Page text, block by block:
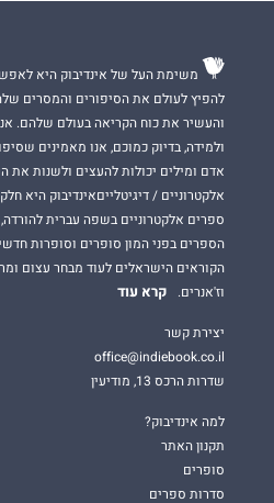
משימת העל של אינדיבוק היא
להפיץ לעולם את הסיפורים והמסרים
והעשיר את כוח הקריאה בעולם שלהם.
ולמידה, בדיוק כמוכם, אנו מאמינים
אדם ומילים יכולות להעצים ולשנות את
אלקטרוניים / דיגיטלייםאינדיבוק היא
ספרים אלקטרוניים בשפה עברית
הספרים בפני המון סופרים וסופרות
הקוראים הישראלים לעוד מבחר עצום
וז'אנרים.
קרא עוד
יצירת קשר
office@indiebook.co.il
שדרות הרכס 13, מודיעין
למה אינדיבוק?
תקנון האתר
סופרים
סדרות ספרים